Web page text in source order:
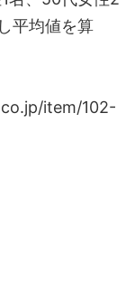
平均値を算
item/102-